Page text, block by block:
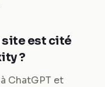
site est cité
?
ChatGPT et